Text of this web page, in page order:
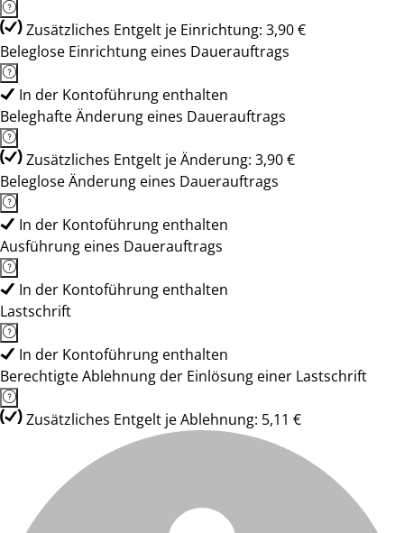
Zusätzliches Entgelt je Einrichtung: 3,90 €
Beleglose Einrichtung eines Dauerauftrags
In der Kontoführung enthalten
Beleghafte Änderung eines Dauerauftrags
Zusätzliches Entgelt je Änderung: 3,90 €
Beleglose Änderung eines Dauerauftrags
In der Kontoführung enthalten
Ausführung eines Dauerauftrags
In der Kontoführung enthalten
Lastschrift
In der Kontoführung enthalten
Berechtigte Ablehnung der Einlösung einer Lastschrift
Zusätzliches Entgelt je Ablehnung: 5,11 €